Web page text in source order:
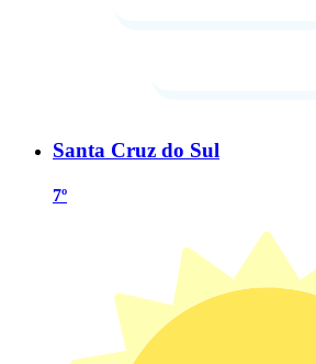
Santa Cruz do Sul
7º